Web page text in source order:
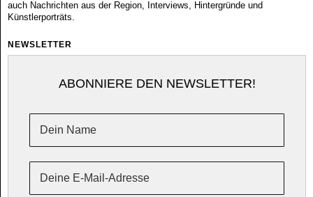
auch Nachrichten aus der Region, Interviews, Hintergründe und
Künstlerporträts.
NEWSLETTER
ABONNIERE DEN NEWSLETTER!